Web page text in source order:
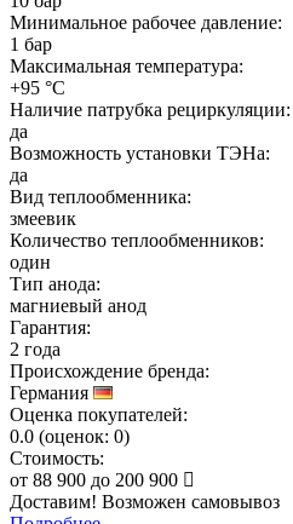
Минимальное рабочее давление:
1 бар
Максимальная температура:
+95 °C
Наличие патрубка рециркуляции:
да
Возможность установки ТЭНа:
да
Вид теплообменника:
змеевик
Количество теплообменников:
один
Тип анода:
магниевый анод
Гарантия:
2 года
Происхождение бренда:
Германия
Оценка покупателей:
0.0 (оценок: 0)
Стоимость:
от 88 900 до 200 900
Доставим! Возможен самовывоз